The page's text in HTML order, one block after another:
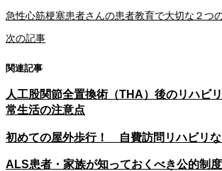
急性心筋梗塞患者さんの患者教育で大切な２つ
次の記事
関連記事
人工股関節全置換術（THA）後のリハビ
常生活の注意点
初めての屋外歩行！ 自費訪問リハビリな
ALS患者・家族が知っておくべき公的制